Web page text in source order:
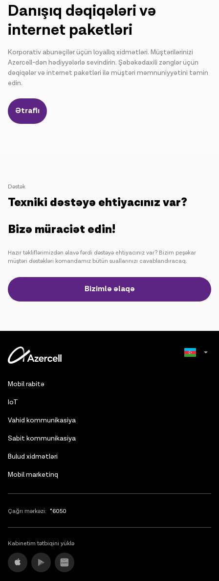
Danışıq dəqiqələri və
internet paketləri
Korporativ abunəçilər üçün loyallıq xidmətləri. Müştərilərinizi
Azercell-dən hədiyyələrlə sevindirin. Şəbəkədaxili zənglər üçün
dəqiqələr və internet paketləri ilə müştəri məmnuniyyətini təmin
edin.
Ətraflı
Dəstək
Texniki dəstəyə ehtiyacınız var?
Bizə müraciət edin!
Hazır təkliflərimizdən əlavə fərdi dəstəyə ehtiyacınız var? Bizim peşəkar
müştəri dəstəkləri komandamız bütün suallarınızı cavablandıracaq.
Bizimlə əlaqə
Mobil rabitə
IoT
Vahid kommunikasiya
Sabit kommunikasiya
Bulud xidmətləri
Mobil marketinq
Çağrı mərkəzi: *6050
Kabinetim tətbiqini yüklə